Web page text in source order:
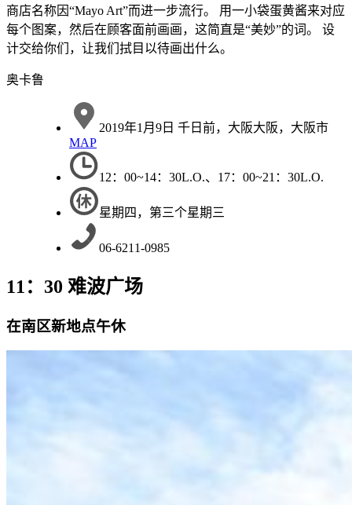
商店名称因“Mayo Art”而进一步流行。 用一小袋蛋黄酱来对应
每个图案，然后在顾客面前画画，这简直是“美妙”的词。 设
计交给你们，让我们拭目以待画出什么。
奥卡鲁
2019年1月9日 千日前，大阪大阪，大阪市
MAP
12：00~14：30L.O.、17：00~21：30L.O.
星期四，第三个星期三
06-6211-0985
11：30 难波广场
在南区新地点午休